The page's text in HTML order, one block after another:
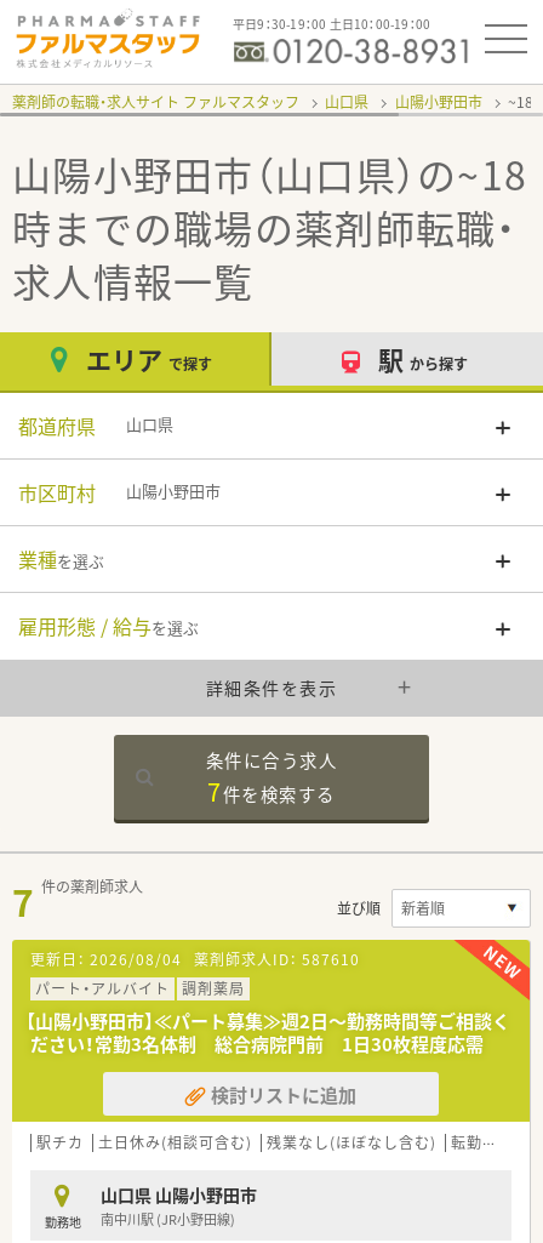
平日9：30-19：00 土日10：00-19：00
薬剤師の転職・求人サイト ファルマスタッフ 山口県 山陽小野田市 ~18
山陽小野田市（山口県）の~18
時までの職場の薬剤師転職・
求人情報一覧
エリア で探す 駅 から探す
都道府県 山口県
市区町村 山陽小野田市
業種を選ぶ
雇用形態 / 給与を選ぶ
詳細条件を表示
条件に合う求人
7件を検索する
7 件の薬剤師求人
並び順
更新日： 2026/08/04 薬剤師求人ID： 587610
パート・アルバイト
調剤薬局
【山陽小野田市】≪パート募集≫週2日～勤務時間等ご相談く
ださい！常勤3名体制 総合病院門前 1日30枚程度応需
検討リストに追加
駅チカ 土日休み(相談可含む) 残業なし(ほぼなし含む) 転勤なし
勤務地
山口県 山陽小野田市
南中川駅 (JR小野田線)